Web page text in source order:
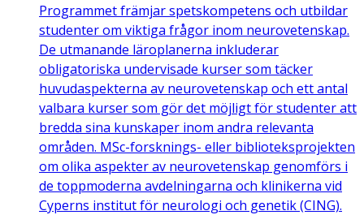
Programmet främjar spetskompetens och utbildar
studenter om viktiga frågor inom neurovetenskap.
De utmanande läroplanerna inkluderar
obligatoriska undervisade kurser som täcker
huvudaspekterna av neurovetenskap och ett antal
valbara kurser som gör det möjligt för studenter att
bredda sina kunskaper inom andra relevanta
områden. MSc-forsknings- eller biblioteksprojekten
om olika aspekter av neurovetenskap genomförs i
de toppmoderna avdelningarna och klinikerna vid
Cyperns institut för neurologi och genetik (CING).